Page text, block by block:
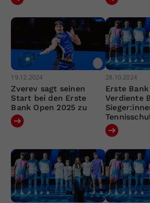
19.12.2024
Zverev sagt seinen
Start bei den Erste
Bank Open 2025 zu
28.10.2024
Erste Bank
Verdiente